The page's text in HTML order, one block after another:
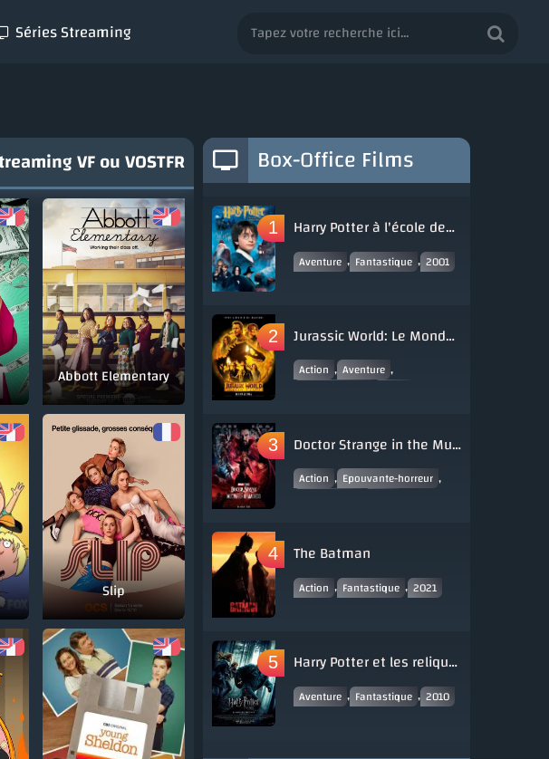
Séries Streaming
VF ou VOSTFR
Abbott Elementary
Slip
Box-Office Films
Harry Potter à l'école des sorciers
Aventure , Fantastique , 2001
Jurassic World: Le Monde d'après
Action , Aventure ,
Doctor Strange in the Multiverse of Madness
Action , Epouvante-horreur ,
The Batman
Action , Fantastique , 2021
Harry Potter et les reliques de la mort - partie 1
Aventure , Fantastique , 2010